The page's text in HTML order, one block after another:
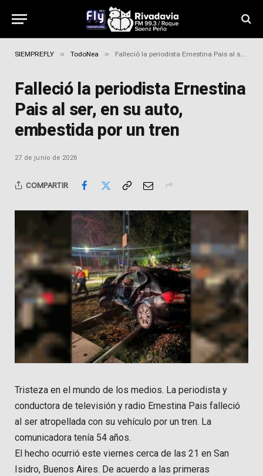
SIEMPREFLY » TodoNea » Falleció la periodista Ernestina Pais al ser, en su auto, embestida por un tren
Falleció la periodista Ernestina
Pais al ser, en su auto,
embestida por un tren
27 de junio de 2026
COMPARTIR
Tristeza en el mundo de los medios. La periodista y
conductora de televisión y radio Ernestina Pais falleció
al ser atropellada con su vehículo por un tren. La
comunicadora tenía 54 años.
El hecho ocurrió este viernes cerca de las 21 en San
Isidro, Buenos Aires. De acuerdo a las primeras